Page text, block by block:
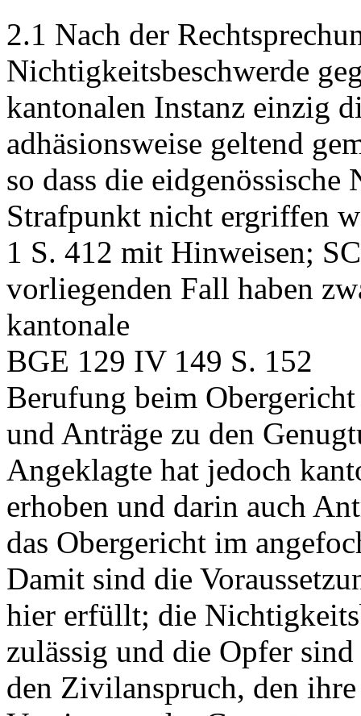
2.1 Nach der
Nichtigkeitsbeschwerde
kantonalen Instanz einzig
adhäsionsweise geltend
so dass die
Strafpunkt nicht ergriffen
1 S. 412 mit Hinweisen;
vorliegenden Fall haben
kantonale
BGE 129 IV 149 S. 152
Berufung beim
und Anträge zu den
Angeklagte hat jedoch
erhoben und darin auch
das Obergericht im
Damit sind die
hier erfüllt; die
zulässig und die Opfer
den Zivilanspruch, den